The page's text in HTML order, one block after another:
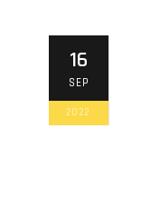
16
SEP
2022